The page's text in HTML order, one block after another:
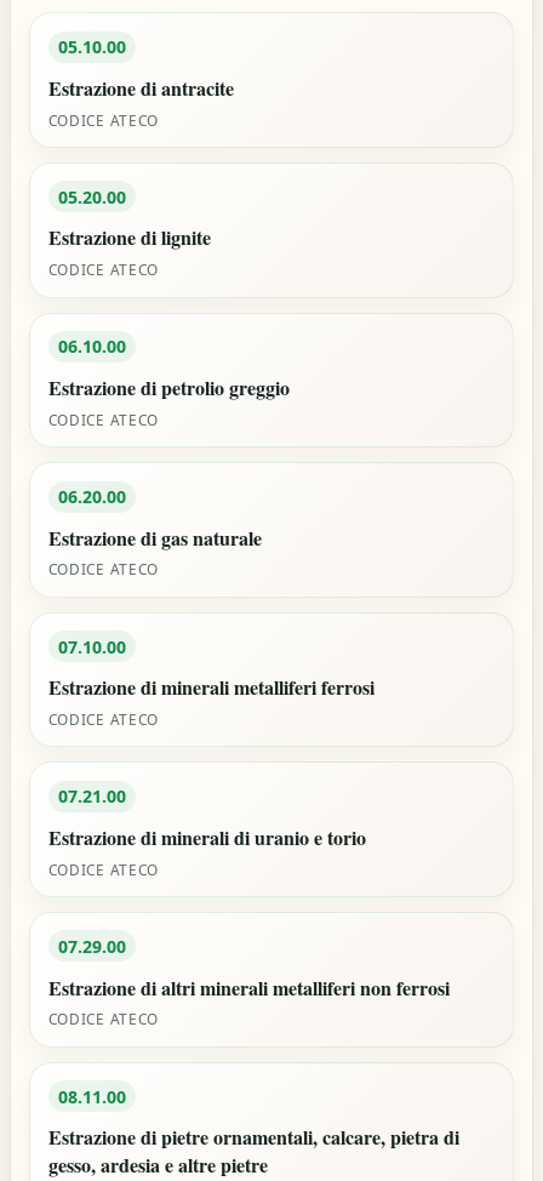
05.10.00
Estrazione di antracite
CODICE ATECO
05.20.00
Estrazione di lignite
CODICE ATECO
06.10.00
Estrazione di petrolio greggio
CODICE ATECO
06.20.00
Estrazione di gas naturale
CODICE ATECO
07.10.00
Estrazione di minerali metalliferi ferrosi
CODICE ATECO
07.21.00
Estrazione di minerali di uranio e torio
CODICE ATECO
07.29.00
Estrazione di altri minerali metalliferi non ferrosi
CODICE ATECO
08.11.00
Estrazione di pietre ornamentali, calcare, pietra di
gesso, ardesia e altre pietre